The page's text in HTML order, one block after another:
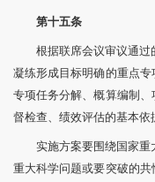
第十五条
根据联席会议审议通
凝练形成目标明确的重点
专项任务分解、概算编制
督检查、绩效评估的基本依
实施方案要围绕国家
重大科学问题或要突破的